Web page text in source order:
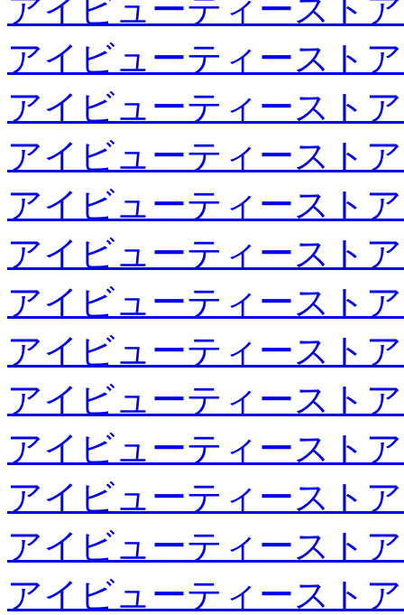
アイビューティースト
アイビューティースト
アイビューティースト
アイビューティースト
アイビューティースト
アイビューティースト
アイビューティースト
アイビューティースト
アイビューティースト
アイビューティースト
アイビューティースト
アイビューティースト
アイビューティースト